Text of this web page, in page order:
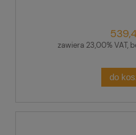
zawiera 23,00% VAT,
do